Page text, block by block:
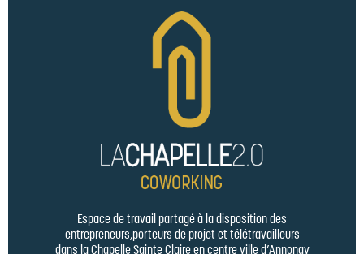
Espace de travail partagé à la disposition des
entrepreneurs,porteurs de projet et télétravailleurs
dans la Chapelle Sainte Claire en centre ville d’Annonay